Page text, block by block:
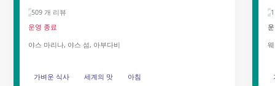
509 개 리뷰
운영 종료
야스 마리나, 야스 섬, 아부다비
가벼운 식사 세계의 맛 아침
가벼운 식사 세계의 맛 아침